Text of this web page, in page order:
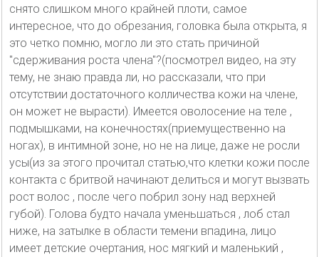
снято слишком много крайней плоти, самое
интересное, что до обрезания, головка была открыта, я
это четко помню, могло ли это стать причиной
"сдерживания роста члена"?(посмотрел видео, на эту
тему, не знаю правда ли, но рассказали, что при
отсутствии достаточного колличества кожи на члене,
он может не вырасти). Имеется оволосение на теле ,
подмышками, на конечностях(приемущественно на
ногах), в интимной зоне, но не на лице, даже не росли
усы(из за этого прочитал статью,что клетки кожи после
контакта с бритвой начинают делиться и могут вызвать
рост волос , после чего побрил зону над верхней
губой). Голова будто начала уменьшаться , лоб стал
ниже, на затылке в области темени впадина, лицо
имеет детские очертания, нос мягкий и маленький ,